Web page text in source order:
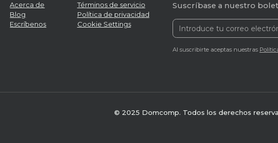
Acerca de
Blog
Escríbenos
Términos de servicio
Política de privacidad
Cookie Settings
Suscríbase a nuestro
Al suscribirte aceptas nuestras
© 2025 Domcomp. Todos los derechos